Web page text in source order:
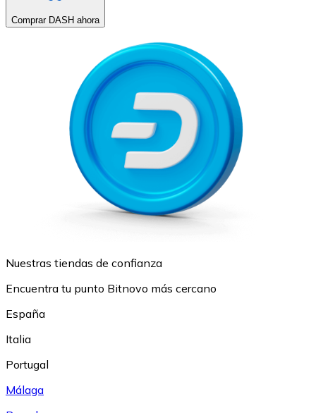
Comprar DASH ahora
Nuestras tiendas de confianza
Encuentra tu punto Bitnovo más cercano
España
Italia
Portugal
Málaga